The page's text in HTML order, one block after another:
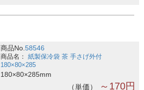
商品No.58546
紙製保冷袋 茶 手さげ外付
180×80×285
180×80×285mm
単価 ～170円